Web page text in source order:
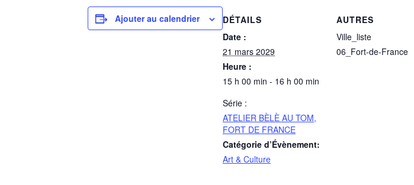
Ajouter au calendrier
DÉTAILS
Date :
21 mars 2029
Heure :
15 h 00 min - 16 h 00 min
Série :
ATELIER BÈLÈ AU TOM,
FORT DE FRANCE
Catégorie d’Évènement:
Art & Culture
AUTRES
Ville_liste
06_Fort-de-France